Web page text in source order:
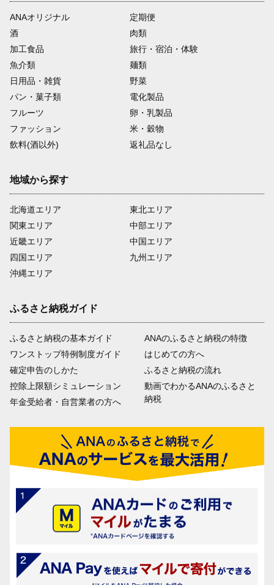
ANAオリジナル
定期便
酒
肉類
加工食品
旅行・宿泊・体験
魚介類
麺類
日用品・雑貨
野菜
パン・菓子類
電化製品
フルーツ
卵・乳製品
ファッション
米・穀物
飲料(酒以外)
返礼品なし
地域から探す
北海道エリア
関東エリア
近畿エリア
四国エリア
沖縄エリア
東北エリア
中部エリア
中国エリア
九州エリア
ふるさと納税ガイド
ふるさと納税の基本ガイド
ワンストップ特例制度ガイド
確定申告のしかた
控除上限額シミュレーション
年金受給者・自営業者の方へ
ANAのふるさと納税の特徴
はじめての方へ
ふるさと納税の流れ
動画でわかるANAのふるさと
納税